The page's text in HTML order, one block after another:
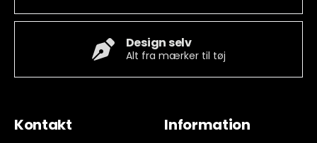
Design selv
Alt fra mærker til tøj
Kontakt Information